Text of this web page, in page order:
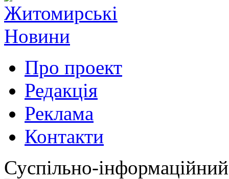
Про проект
Редакція
Реклама
Контакти
Суспільно-